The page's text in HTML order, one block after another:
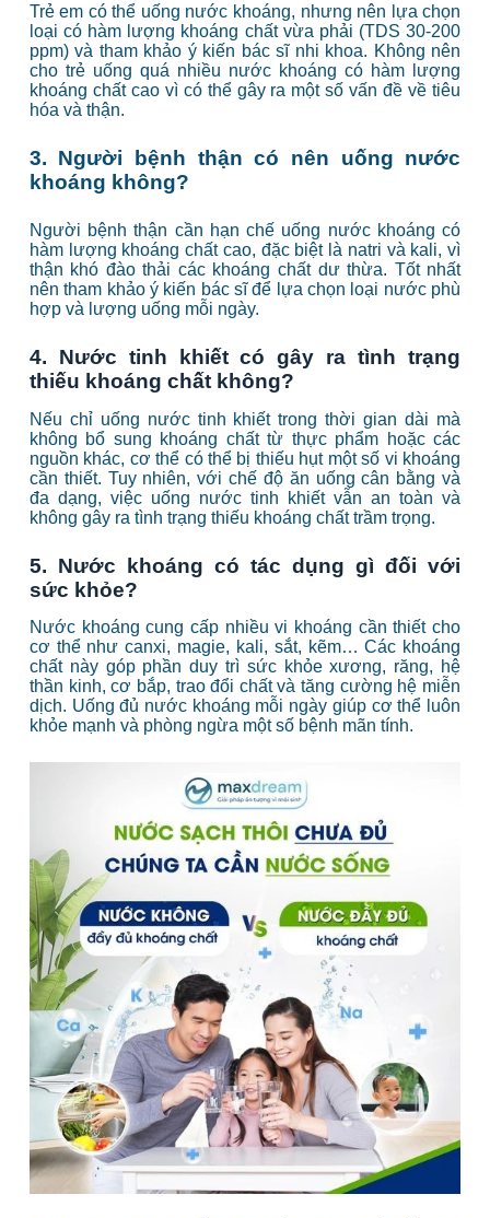
Trẻ em có thể uống nước khoáng, nhưng nên lựa chọn
loại có hàm lượng khoáng chất vừa phải (TDS 30-200
ppm) và tham khảo ý kiến bác sĩ nhi khoa. Không nên
cho trẻ uống quá nhiều nước khoáng có hàm lượng
khoáng chất cao vì có thể gây ra một số vấn đề về tiêu
hóa và thận.
3. Người bệnh thận có nên uống nước
khoáng không?
Người bệnh thận cần hạn chế uống nước khoáng có
hàm lượng khoáng chất cao, đặc biệt là natri và kali, vì
thận khó đào thải các khoáng chất dư thừa. Tốt nhất
nên tham khảo ý kiến bác sĩ để lựa chọn loại nước phù
hợp và lượng uống mỗi ngày.
4. Nước tinh khiết có gây ra tình trạng
thiếu khoáng chất không?
Nếu chỉ uống nước tinh khiết trong thời gian dài mà
không bổ sung khoáng chất từ thực phẩm hoặc các
nguồn khác, cơ thể có thể bị thiếu hụt một số vi khoáng
cần thiết. Tuy nhiên, với chế độ ăn uống cân bằng và
đa dạng, việc uống nước tinh khiết vẫn an toàn và
không gây ra tình trạng thiếu khoáng chất trầm trọng.
5. Nước khoáng có tác dụng gì đối với
sức khỏe?
Nước khoáng cung cấp nhiều vi khoáng cần thiết cho
cơ thể như canxi, magie, kali, sắt, kẽm… Các khoáng
chất này góp phần duy trì sức khỏe xương, răng, hệ
thần kinh, cơ bắp, trao đổi chất và tăng cường hệ miễn
dịch. Uống đủ nước khoáng mỗi ngày giúp cơ thể luôn
khỏe mạnh và phòng ngừa một số bệnh mãn tính.